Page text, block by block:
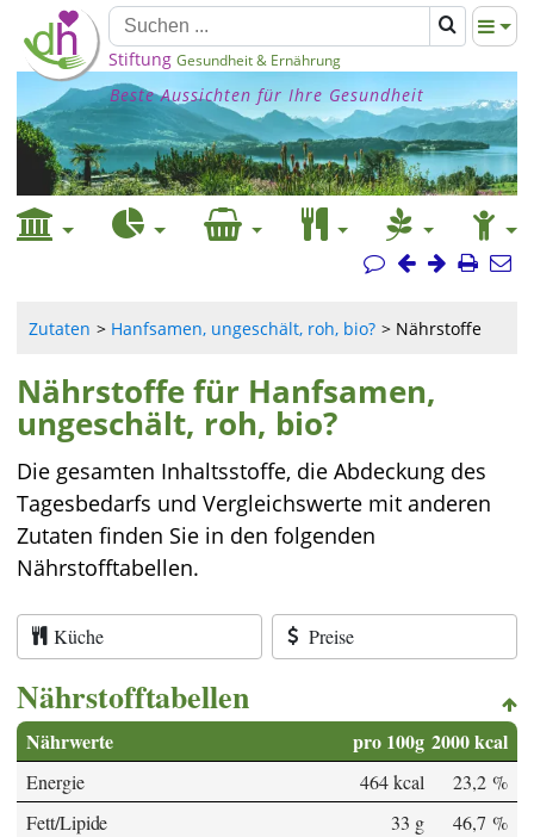
Stiftung Gesundheit & Ernährung
Beste Aussichten für Ihre Gesundheit
Zutaten Hanfsamen, ungeschält, roh, bio? Nährstoffe
Nährstoffe für Hanfsamen,
ungeschält, roh, bio?
Die gesamten Inhaltsstoffe, die Abdeckung des
Tagesbedarfs und Vergleichswerte mit anderen
Zutaten finden Sie in den folgenden
Nährstofftabellen.
Küche Preise
Nährstofftabellen
Nährwerte pro 100g 2000 kcal
Energie 464 kcal
23,2 %
Fett/Lipide
33 g
46,7 %